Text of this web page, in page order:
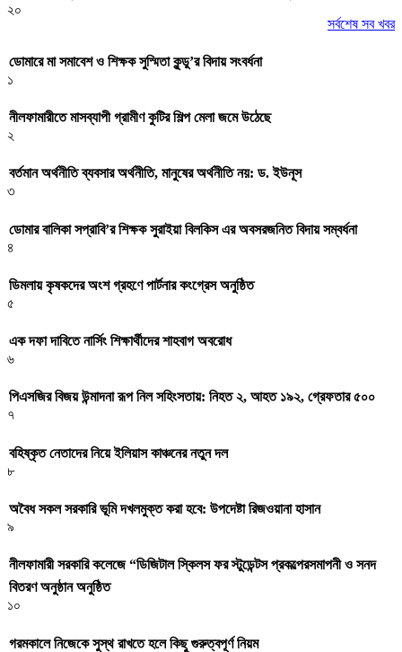
২০
সর্বশেষ সব খবর
ডোমারে মা সমাবেশ ও শিক্ষক সুস্মিতা কুন্ডু’র বিদায় সংবর্ধনা
১
নীলফামারীতে মাসব্যাপী গ্রামীণ কুটির শিল্প মেলা জমে উঠেছে
২
বর্তমান অর্থনীতি ব্যবসার অর্থনীতি, মানুষের অর্থনীতি নয়: ড. ইউনূস
৩
ডোমার বালিকা সপ্রাবি’র শিক্ষক সুরাইয়া বিলকিস এর অবসরজনিত বিদায় সম্বর্ধনা
৪
ডিমলায় কৃষকদের অংশ গ্রহণে পার্টনার কংগ্রেস অনুষ্ঠিত
৫
এক দফা দাবিতে নার্সিং শিক্ষার্থীদের শাহবাগ অবরোধ
৬
পিএসজির বিজয় উন্মাদনা রূপ নিল সহিংসতায়: নিহত ২, আহত ১৯২, গ্রেফতার ৫০০
৭
বহিষ্কৃত নেতাদের নিয়ে ইলিয়াস কাঞ্চনের নতুন দল
৮
অবৈধ সকল সরকারি ভূমি দখলমুক্ত করা হবে: উপদেষ্টা রিজওয়ানা হাসান
৯
নীলফামারী সরকারি কলেজে “ডিজিটাল স্কিলস ফর স্টুডেন্টস প্রকল্পেরসমাপনী ও সনদ
বিতরণ অনুষ্ঠান অনুষ্ঠিত
১০
গরমকালে নিজেকে সুস্থ রাখতে হলে কিছু গুরুত্বপূর্ণ নিয়ম